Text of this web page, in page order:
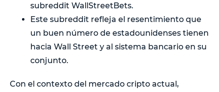
subreddit WallStreetBets.
Este subreddit refleja el resentimiento que
un buen número de estadounidenses tienen
hacia Wall Street y al sistema bancario en su
conjunto.
Con el contexto del mercado cripto actual,